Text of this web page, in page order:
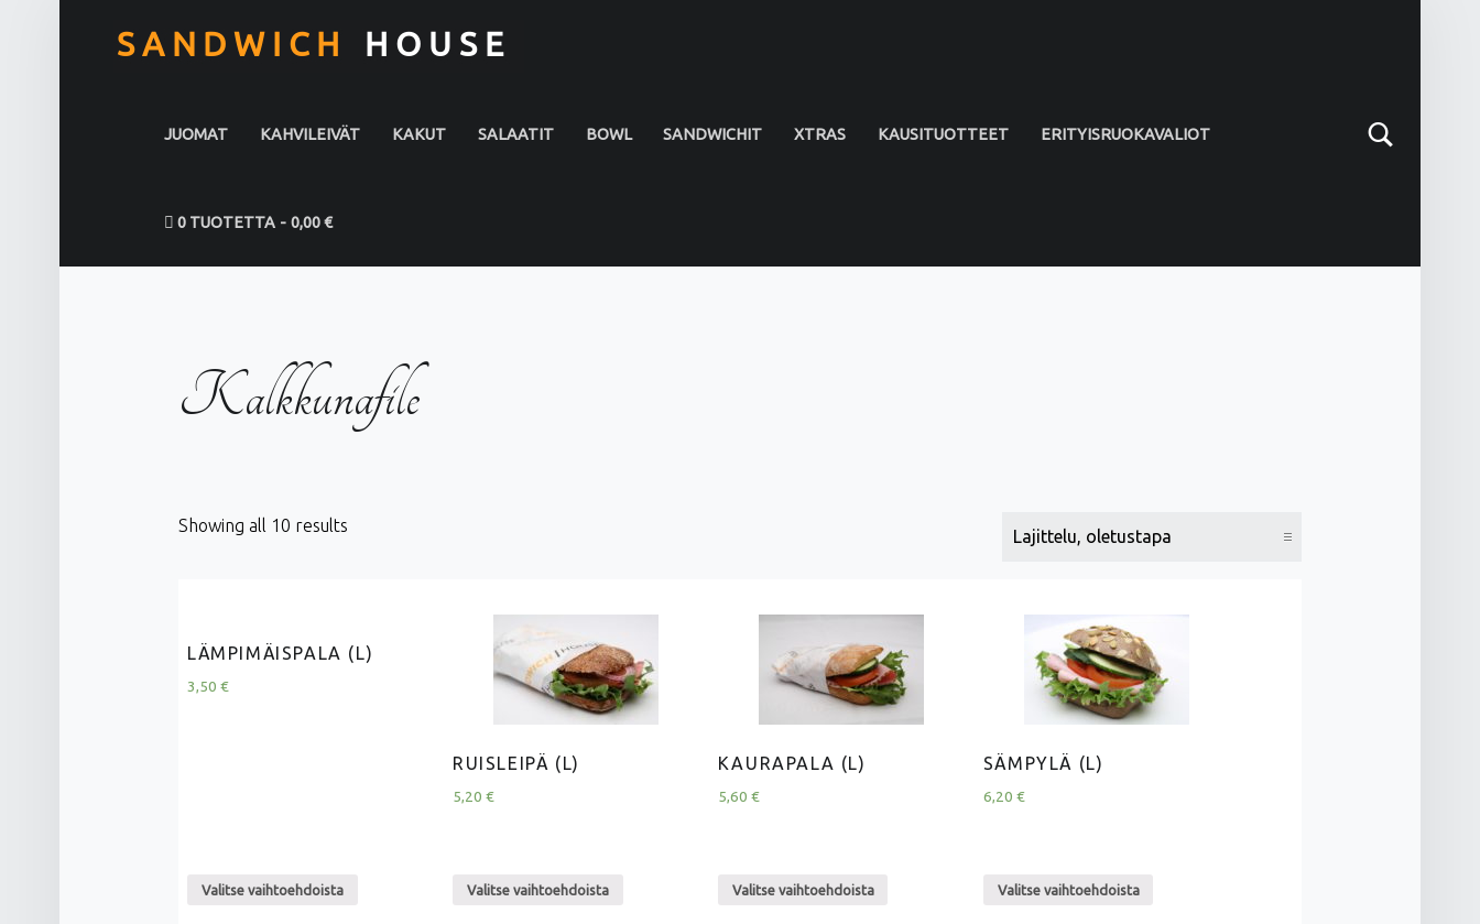
JUOMAT KAHVILEIVÄT KAKUT SALAATIT BOWL SANDWICHIT XTRAS KAUSITUOTTEET ERITYISRUOKAVALIOT
0 TUOTETTA 0,00 €
Kalkkunafile
Showing all 10 results
LÄMPIMÄISPALA (L)
3,50 €
Valitse vaihtoehdoista
RUISLEIPÄ (L)
5,20 €
Valitse vaihtoehdoista
KAURAPALA (L)
5,60 €
Valitse vaihtoehdoista
SÄMPYLÄ (L)
6,20 €
Valitse vaihtoehdoista